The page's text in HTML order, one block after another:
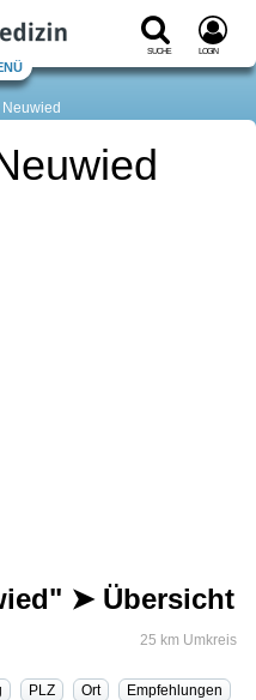
Suche Login
Neuwied
➤ Übersicht
25 km Umkreis
PLZ Ort
Empfehlungen